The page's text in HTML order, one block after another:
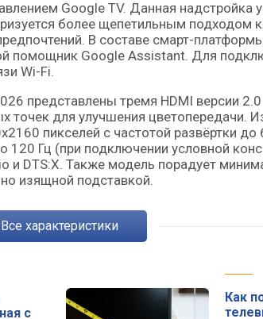
более щепетильным подходом
В составе смарт-
помощник Google Assistant. Для
Wi-Fi.
представлены тремя HDMI версии
точек для улучшения цветопередачи.
пикселей с частотой развёртки
120 Гц (при подключении условной
и DTS:X. Также модель порадует
изящной подставкой.
Все характеристики
с
Как